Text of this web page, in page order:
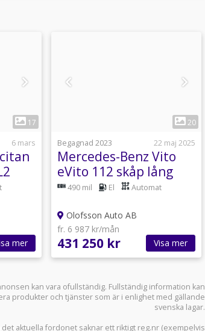
17
6 mars
mer
20
Begagnad 2023
22 maj 2025
Mercedes-Benz Vito
eVito 112 skåp lång
490 mil El Automat
Olofsson Auto AB
fr. 6 987 kr/mån
431 250 kr Visa mer
kan vara ofullständig. Fullständig information kan
produkter och tjänster som är i enlighet med gällande
svenska lagar.
aktuella fordonet saknar ett riktigt reg.nr (exempelvis